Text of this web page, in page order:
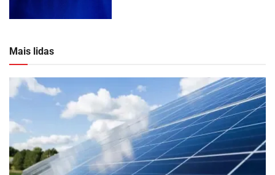
Mais lidas